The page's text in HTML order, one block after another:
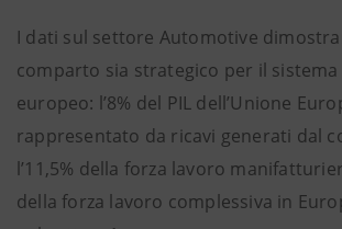
I dati sul settore Automotive
comparto sia strategico per il
europeo: l’8% del PIL dell’Unione
rappresentato da ricavi generati dal
l’11,5% della forza lavoro
della forza lavoro complessiva in